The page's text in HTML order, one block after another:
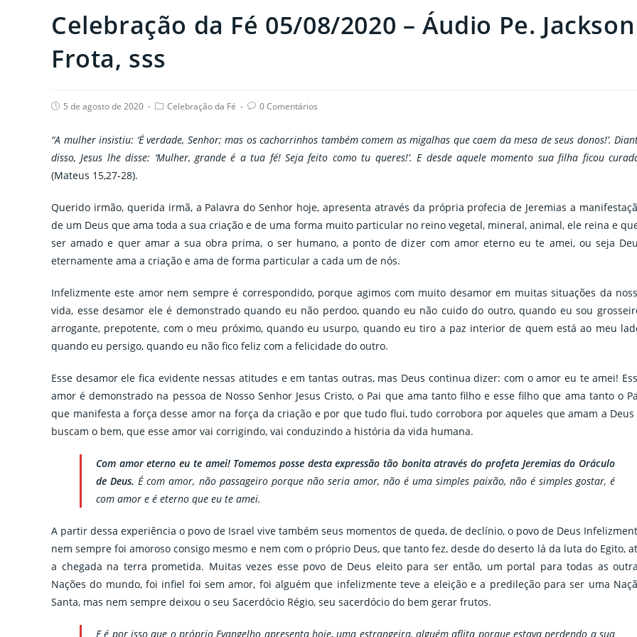
Celebração da Fé 05/08/2020 – Áudio Pe. Jackson
Frota, sss
Post5 de agosto de 2020
PostCelebração da Fé
Post0 Comentários
“A mulher insistiu: ‘É verdade, Senhor; mas os cachorrinhos também comem as migalhas que caem da mesa de seus donos!’.
disso, Jesus lhe disse: ‘Mulher, grande é a tua fé! Seja feito como tu queres!’. E desde aquele momento sua filha ficou
(Mateus 15,27-28).
Querido irmão, querida irmã, a Palavra do Senhor hoje, apresenta através da própria profecia de Jeremias a
de um Deus que ama toda a sua criação e de uma forma muito particular no reino vegetal, mineral, animal, ele reina e
ser amado e quer amar a sua obra prima, o ser humano, a ponto de dizer com amor eterno eu te amei, ou seja
eternamente ama a criação e ama de forma particular a cada um de nós.
Infelizmente este amor nem sempre é correspondido, porque agimos com muito desamor em muitas situações da
vida, esse desamor ele é demonstrado quando eu não perdoo, quando eu não cuido do outro, quando eu sou
arrogante, prepotente, com o meu próximo, quando eu usurpo, quando eu tiro a paz interior de quem está ao meu
quando eu persigo, quando eu não fico feliz com a felicidade do outro.
Esse desamor ele fica evidente nessas atitudes e em tantas outras, mas Deus continua dizer: com o amor eu te amei!
amor é demonstrado na pessoa de Nosso Senhor Jesus Cristo, o Pai que ama tanto filho e esse filho que ama tanto o
que manifesta a força desse amor na força da criação e por que tudo flui, tudo corrobora por aqueles que amam a Deus
buscam o bem, que esse amor vai corrigindo, vai conduzindo a história da vida humana.
Com amor eterno eu te amei! Tomemos posse desta expressão tão bonita através do profeta Jeremias do Oráculo
de Deus.É com amor, não passageiro porque não seria amor, não é uma simples paixão, não é simples gostar, é
com amor e é eterno que eu te amei.
A partir dessa experiência o povo de Israel vive também seus momentos de queda, de declínio, o povo de Deus
nem sempre foi amoroso consigo mesmo e nem com o próprio Deus, que tanto fez, desde do deserto lá da luta do Egito,
a chegada na terra prometida. Muitas vezes esse povo de Deus eleito para ser então, um portal para todas as
Nações do mundo, foi infiel foi sem amor, foi alguém que infelizmente teve a eleição e a predileção para ser uma
Santa, mas nem sempre deixou o seu Sacerdócio Régio, seu sacerdócio do bem gerar frutos.
E é por isso que o próprio Evangelho apresenta hoje, uma estrangeira, alguém aflita porque estava perdendo a sua